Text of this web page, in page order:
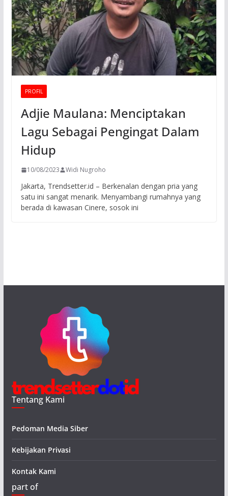
PROFIL
Adjie Maulana: Menciptakan
Lagu Sebagai Pengingat Dalam
Hidup
10/08/2023 Widi Nugroho
Jakarta, Trendsetter.id – Berkenalan dengan pria yang
satu ini sangat menarik. Menyambangi rumahnya yang
berada di kawasan Cinere, sosok ini
Tentang Kami
Pedoman Media Siber
Kebijakan Privasi
Kontak Kami
part of